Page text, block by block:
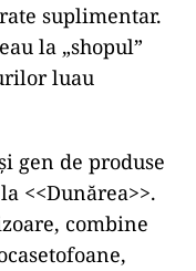
suplimentar.
la „shopul”
luau
gen de produse
<<Dunărea>>.
combine